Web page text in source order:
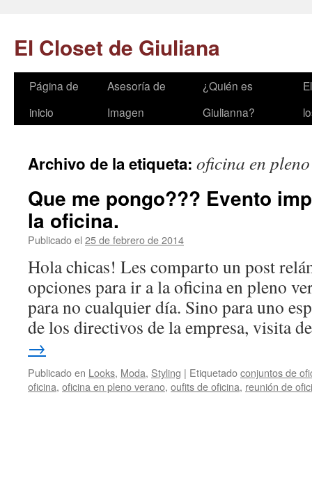
El Closet de Giuliana
Página de
inicio
Asesoría de
Imagen
¿Quién es
Giulianna?
Archivo de la etiqueta: oficina en
Que me pongo??? Evento
la oficina.
Publicado el 25 de febrero de 2014
Hola chicas! Les comparto un post
opciones para ir a la oficina en pleno
para no cualquier día. Sino para uno
de los directivos de la empresa, visita
→
Publicado en Looks, Moda, Styling | Etiquetadoconjuntos de
oficina, oficina en pleno verano, oufits de oficina, reunión de